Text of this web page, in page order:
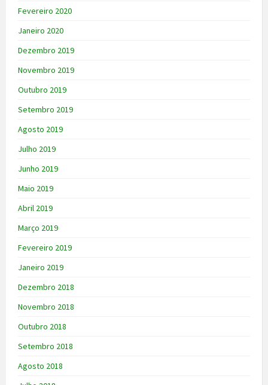
Fevereiro 2020
Janeiro 2020
Dezembro 2019
Novembro 2019
Outubro 2019
Setembro 2019
Agosto 2019
Julho 2019
Junho 2019
Maio 2019
Abril 2019
Março 2019
Fevereiro 2019
Janeiro 2019
Dezembro 2018
Novembro 2018
Outubro 2018
Setembro 2018
Agosto 2018